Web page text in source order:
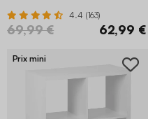
4.4 (163)
69,99 € 62,99 €
Prix mini